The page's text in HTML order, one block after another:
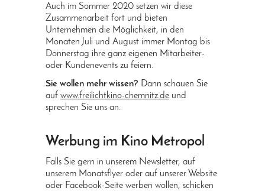
Auch im Sommer 2020 setzen wir diese
Zusammenarbeit fort und bieten
Unternehmen die Möglichkeit, in den
Monaten Juli und August immer Montag bis
Donnerstag ihre ganz eigenen Mitarbeiter-
oder Kundenevents zu feiern.
Sie wollen mehr wissen? Dann schauen Sie
aufwww.freilichtkino-chemnitz.de und
sprechen Sie uns an.
Werbung im Kino Metropol
Falls Sie gern in unserem Newsletter, auf
unserem Monatsflyer oder auf unserer Website
oder Facebook-Seite werben wollen, schicken